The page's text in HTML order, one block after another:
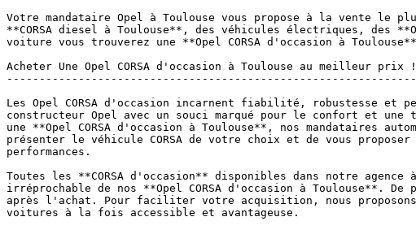
Votre mandataire Opel à Toulouse vous propose à la vente le
**CORSA diesel à Toulouse**, des véhicules électriques, des
voiture vous trouverez une **Opel CORSA d'occasion à
Acheter Une Opel CORSA d'occasion à Toulouse au meilleur prix !
---------------------------------------------------------------
Les Opel CORSA d'occasion incarnent fiabilité, robustesse
constructeur Opel avec un souci marqué pour le confort et
une **Opel CORSA d'occasion à Toulouse**, nos
présenter le véhicule CORSA de votre choix et de vous
performances.
Toutes les **CORSA d'occasion** disponibles dans notre
irréprochable de nos **Opel CORSA d'occasion à
après l'achat. Pour faciliter votre acquisition, nous
voitures à la fois accessible et avantageuse.